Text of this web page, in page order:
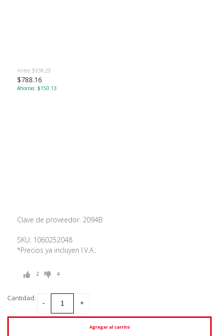
Antes: $938.29
$788.16
Ahorras: $150.13
Clave de proveedor: 2094B
SKU: 1060252048
*Precios ya incluyen I.V.A.:
2 4
Cantidad:
Agregar al carrito